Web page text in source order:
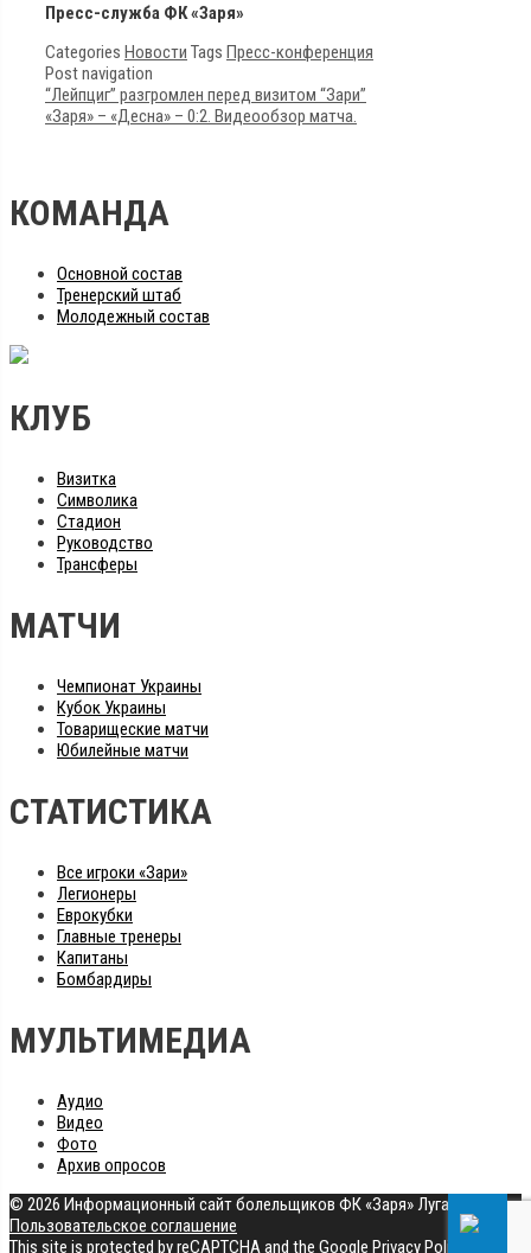
Пресс-служба ФК «Заря»
Categories Новости Tags Пресс-конференция
Post navigation
“Лейпциг” разгромлен перед визитом “Зари”
«Заря» – «Десна» – 0:2. Видеообзор матча.
КОМАНДА
Основной состав
Тренерский штаб
Молодежный состав
КЛУБ
Визитка
Символика
Стадион
Руководство
Трансферы
МАТЧИ
Чемпионат Украины
Кубок Украины
Товарищеские матчи
Юбилейные матчи
СТАТИСТИКА
Все игроки «Зари»
Легионеры
Еврокубки
Главные тренеры
Капитаны
Бомбардиры
МУЛЬТИМЕДИА
Аудио
Видео
Фото
Архив опросов
© 2026 Информационный сайт болельщиков ФК «Заря» Луганск
Пользовательское соглашение
This site is protected by reCAPTCHA and the Google Privacy Policy